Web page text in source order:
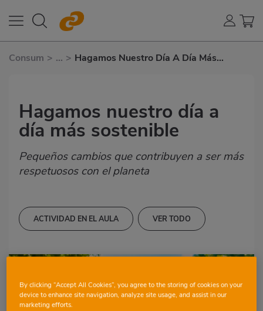
Consum > ... > Hagamos Nuestro Día A Día Más
Hagamos nuestro día a
día más sostenible
Pequeños cambios que contribuyen a ser más
respetuosos con el planeta
ACTIVIDAD EN EL AULA VER TODO
CIENCIAS SOCIALES
By clicking “Accept All Cookies”, you agree to the storing of cookies on your
device to enhance site navigation, analyze site usage, and assist in our
marketing efforts.